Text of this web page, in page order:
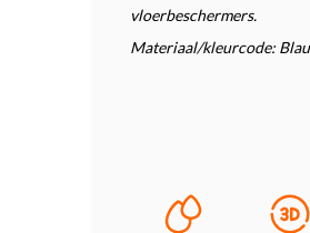
vloerbeschermers.
Materiaal/kleurcode: